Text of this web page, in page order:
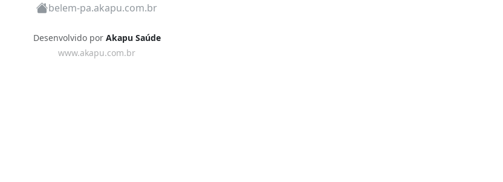
belem-pa.akapu.com.br
Desenvolvido por Akapu Saúde
www.akapu.com.br